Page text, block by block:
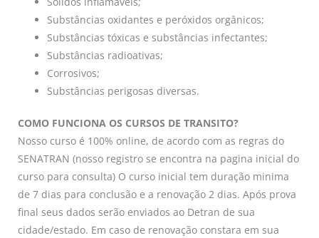
Substâncias oxidantes e peróxidos orgânicos;
Substâncias tóxicas e substâncias infectantes;
Substâncias radioativas;
Corrosivos;
Substâncias perigosas diversas.
COMO FUNCIONA OS CURSOS DE TRANSITO?
Nosso curso é 100% online, de acordo com as regras do
SENATRAN (nosso registro se encontra na pagina inicial do
curso para consulta) O curso inicial tem duração minima
de 7 dias para conclusão e a renovação 2 dias. Após prova
final seus dados serão enviados ao Detran de sua
cidade/estado. Em caso de renovação constara em sua